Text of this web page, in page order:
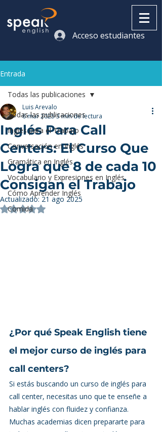
Acceso estudiantes
Entrada
Todas las publicaciones
Inglés para el Trabajo
Conversación en Inglés
Gramática en Inglés
Vocabulario y Expresiones en Inglés
Cómo Aprender Inglés
Comida
Todas las publicaciones
Inglés Para Call
Centers: El Curso Que
Logra que 8 de cada 10
Consigan el Trabajo
Luis Arevalo
6 mar 20253 min de lectura
Actualizado: 21 ago 2025
Obtuvo NaN de 5 estrellas.
¿Por qué Speak English tiene
el mejor curso de inglés para
call centers?
Si estás buscando un curso de inglés para
call center, necesitas uno que te enseñe a
hablar inglés con fluidez y confianza.
Muchas academias dicen prepararte para